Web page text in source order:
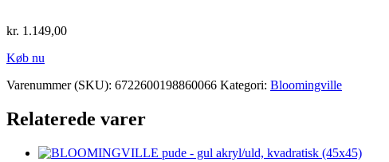
kr. 1.149,00
Køb nu
Varenummer (SKU): 6722600198860066 Kategori: Bloomingville
Relaterede varer